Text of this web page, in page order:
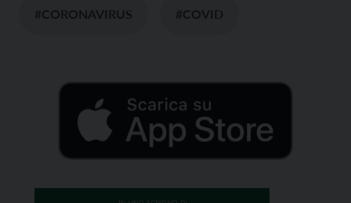
#CORONAVIRUS #COVID